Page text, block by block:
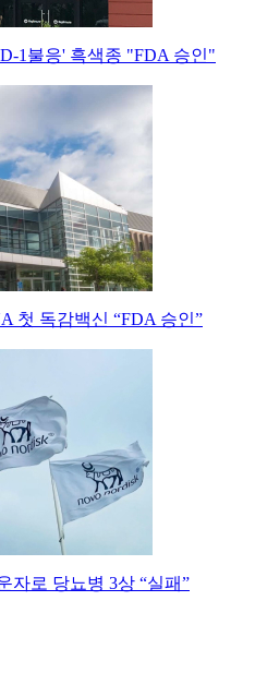
1불응' 흑색종 "FDA 승인"
첫 독감백신 “FDA 승인”
자로 당뇨병 3상 “실패”